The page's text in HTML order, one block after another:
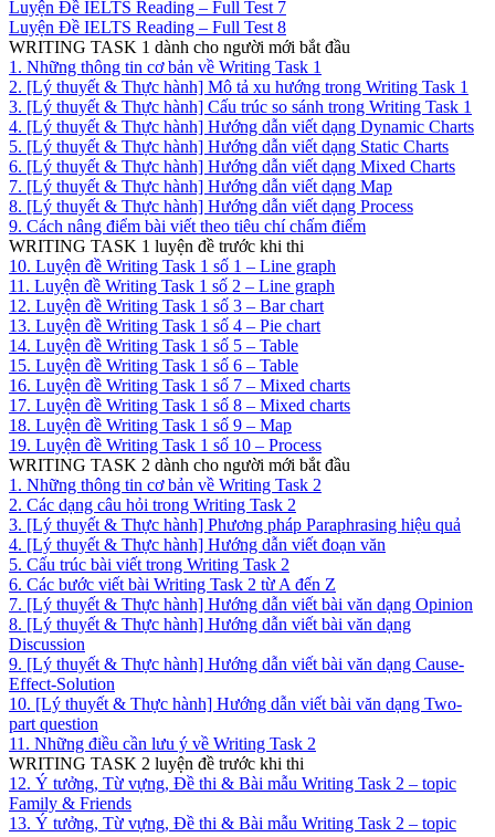
Luyện Đề IELTS Reading – Full Test 7
Luyện Đề IELTS Reading – Full Test 8
WRITING TASK 1 dành cho người mới bắt đầu
1. Những thông tin cơ bản về Writing Task 1
2. [Lý thuyết & Thực hành] Mô tả xu hướng trong Writing Task 1
3. [Lý thuyết & Thực hành] Cấu trúc so sánh trong Writing Task 1
4. [Lý thuyết & Thực hành] Hướng dẫn viết dạng Dynamic Charts
5. [Lý thuyết & Thực hành] Hướng dẫn viết dạng Static Charts
6. [Lý thuyết & Thực hành] Hướng dẫn viết dạng Mixed Charts
7. [Lý thuyết & Thực hành] Hướng dẫn viết dạng Map
8. [Lý thuyết & Thực hành] Hướng dẫn viết dạng Process
9. Cách nâng điểm bài viết theo tiêu chí chấm điểm
WRITING TASK 1 luyện đề trước khi thi
10. Luyện đề Writing Task 1 số 1 – Line graph
11. Luyện đề Writing Task 1 số 2 – Line graph
12. Luyện đề Writing Task 1 số 3 – Bar chart
13. Luyện đề Writing Task 1 số 4 – Pie chart
14. Luyện đề Writing Task 1 số 5 – Table
15. Luyện đề Writing Task 1 số 6 – Table
16. Luyện đề Writing Task 1 số 7 – Mixed charts
17. Luyện đề Writing Task 1 số 8 – Mixed charts
18. Luyện đề Writing Task 1 số 9 – Map
19. Luyện đề Writing Task 1 số 10 – Process
WRITING TASK 2 dành cho người mới bắt đầu
1. Những thông tin cơ bản về Writing Task 2
2. Các dạng câu hỏi trong Writing Task 2
3. [Lý thuyết & Thực hành] Phương pháp Paraphrasing hiệu quả
4. [Lý thuyết & Thực hành] Hướng dẫn viết đoạn văn
5. Cấu trúc bài viết trong Writing Task 2
6. Các bước viết bài Writing Task 2 từ A đến Z
7. [Lý thuyết & Thực hành] Hướng dẫn viết bài văn dạng Opinion
8. [Lý thuyết & Thực hành] Hướng dẫn viết bài văn dạng
Discussion
9. [Lý thuyết & Thực hành] Hướng dẫn viết bài văn dạng Cause-
Effect-Solution
10. [Lý thuyết & Thực hành] Hướng dẫn viết bài văn dạng Two-
part question
11. Những điều cần lưu ý về Writing Task 2
WRITING TASK 2 luyện đề trước khi thi
12. Ý tưởng, Từ vựng, Đề thi & Bài mẫu Writing Task 2 – topic
Family & Friends
13. Ý tưởng, Từ vựng, Đề thi & Bài mẫu Writing Task 2 – topic